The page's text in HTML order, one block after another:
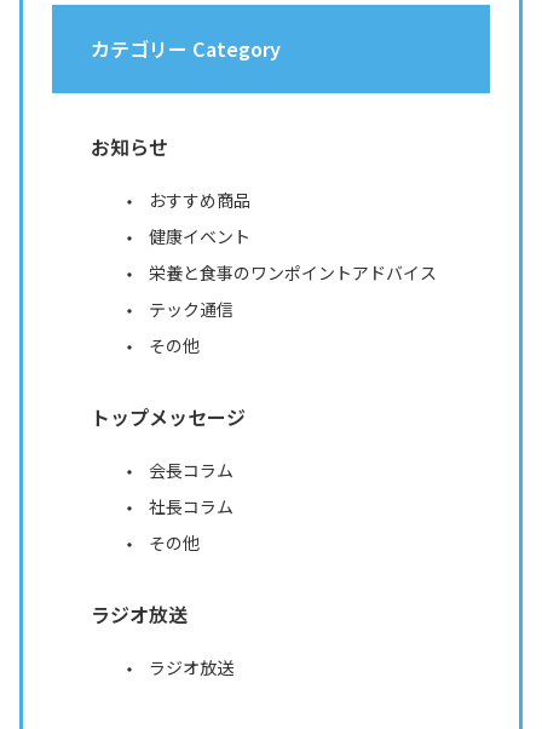
カテゴリー Category
お知らせ
おすすめ商品
健康イベント
栄養と食事のワンポイントアドバイス
テック通信
その他
トップメッセージ
会長コラム
社長コラム
その他
ラジオ放送
ラジオ放送